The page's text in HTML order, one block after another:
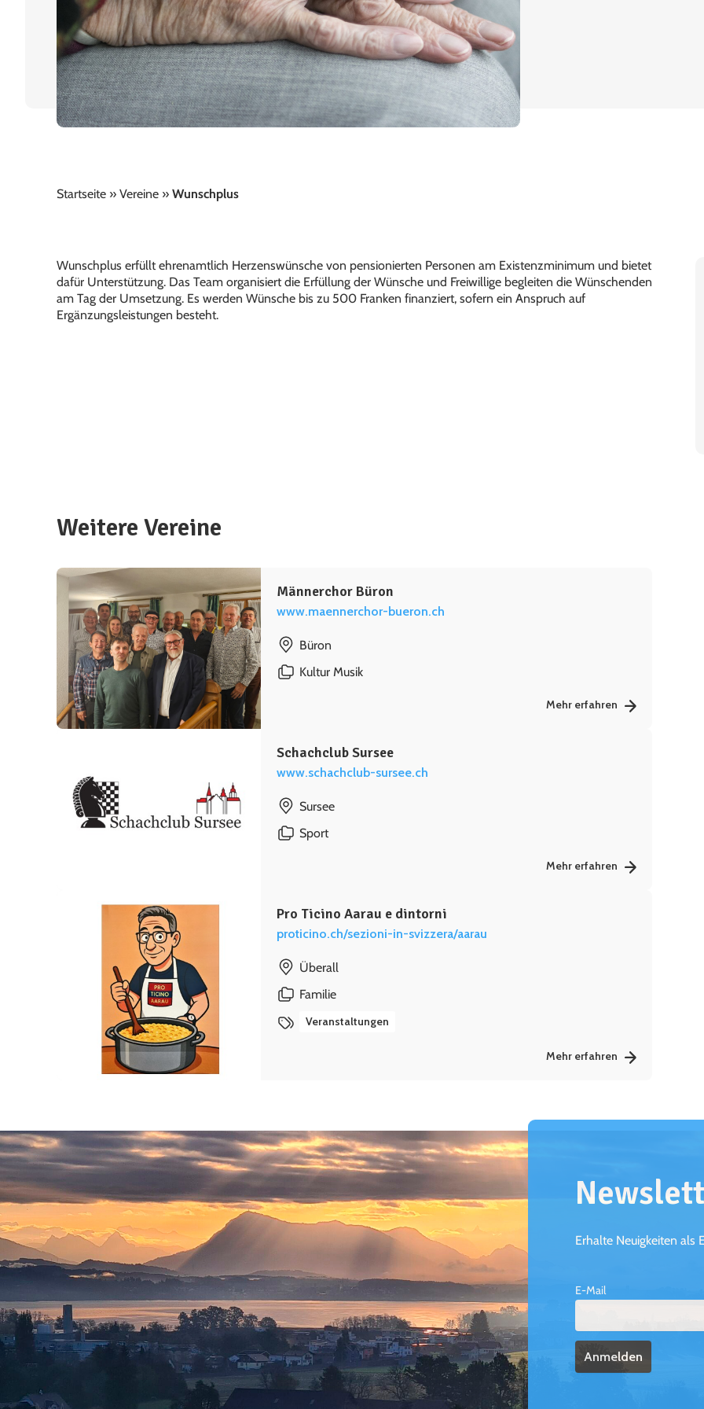
Startseite » Vereine » Wunschplus
Wunschplus erfüllt ehrenamtlich Herzenswünsche von pensionierten Personen am Existenzminimum und bietet
dafür Unterstützung. Das Team organisiert die Erfüllung der Wünsche und Freiwillige begleiten die Wünschenden
am Tag der Umsetzung. Es werden Wünsche bis zu 500 Franken finanziert, sofern ein Anspruch auf
Ergänzungsleistungen besteht.
Weitere Vereine
Männerchor Büron
www.maennerchor-bueron.ch
Büron
Kultur Musik
Mehr erfahren
Schachclub Sursee
www.schachclub-sursee.ch
Sursee
Sport
Mehr erfahren
Pro Ticino Aarau e dintorni
proticino.ch/sezioni-in-svizzera/aarau
Überall
Familie
Veranstaltungen
Mehr erfahren
Erhalte Neuigkeiten als
E-Mail